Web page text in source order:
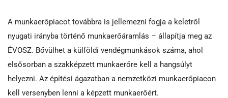
A munkaerőpiacot továbbra is jellemezni fogja a keletről
nyugati irányba történő munkaerőáramlás – állapítja meg az
ÉVOSZ. Bővülhet a külföldi vendégmunkások száma, ahol
elsősorban a szakképzett munkaerőre kell a hangsúlyt
helyezni. Az építési ágazatban a nemzetközi munkaerőpiacon
kell versenyben lenni a képzett munkaerőért.